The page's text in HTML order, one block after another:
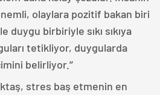
olaylara pozitif bakan biri
duygu birbiriyle sıkı sıkıya
tetikliyor, duygularda
belirliyor.’’
stres baş etmenin en